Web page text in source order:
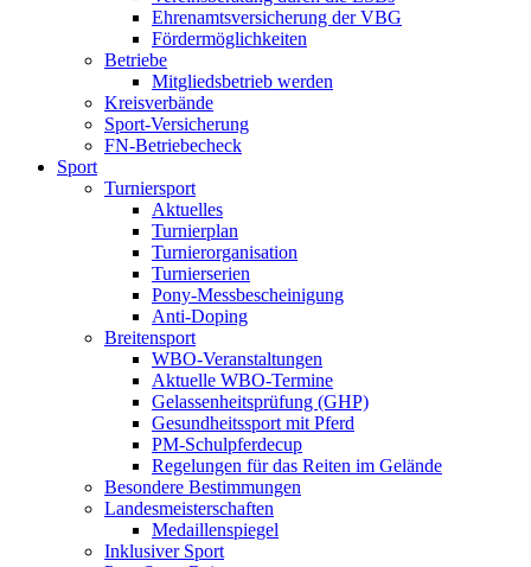
Ehrenamtsversicherung der VBG
Fördermöglichkeiten
Betriebe
Mitgliedsbetrieb werden
Kreisverbände
Sport-Versicherung
FN-Betriebecheck
Sport
Turniersport
Aktuelles
Turnierplan
Turnierorganisation
Turnierserien
Pony-Messbescheinigung
Anti-Doping
Breitensport
WBO-Veranstaltungen
Aktuelle WBO-Termine
Gelassenheitsprüfung (GHP)
Gesundheitssport mit Pferd
PM-Schulpferdecup
Regelungen für das Reiten im Gelände
Besondere Bestimmungen
Landesmeisterschaften
Medaillenspiegel
Inklusiver Sport